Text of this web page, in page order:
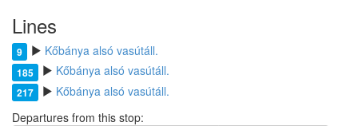
Lines
9 Kőbánya alsó vasútáll.
185 Kőbánya alsó vasútáll.
217
Kőbánya alsó vasútáll.
Departures from this stop: